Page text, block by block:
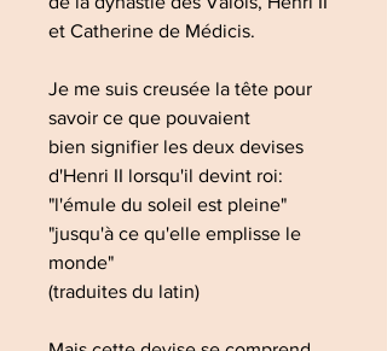
et Catherine de Médicis.
Je me suis creusée la tête pour
savoir ce que pouvaient
bien signifier les deux devises
d'Henri II lorsqu'il devint roi:
"l'émule du soleil est pleine"
"jusqu'à ce qu'elle emplisse le
monde"
(traduites du latin)